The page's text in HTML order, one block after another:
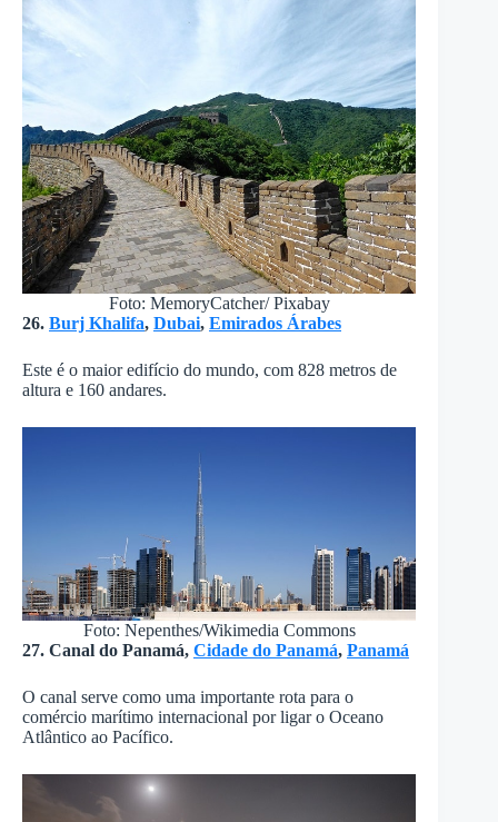
Foto: MemoryCatcher/ Pixabay
26. Burj Khalifa, Dubai, Emirados Árabes
Este é o maior edifício do mundo, com 828 metros de
altura e 160 andares.
Foto: Nepenthes/Wikimedia Commons
27. Canal do Panamá, Cidade do Panamá, Panamá
O canal serve como uma importante rota para o
comércio marítimo internacional por ligar o Oceano
Atlântico ao Pacífico.